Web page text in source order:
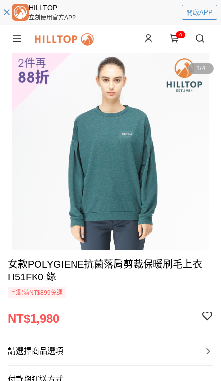
HILLTOP
立刻使用官方APP
開啟APP
0
1/4
女款POLYGIENE抗菌落肩剪裁保暖刷毛上衣
H51FK0 綠
宅配滿NT$899免運
NT$1,980
請選擇商品選項
付款與運送方式